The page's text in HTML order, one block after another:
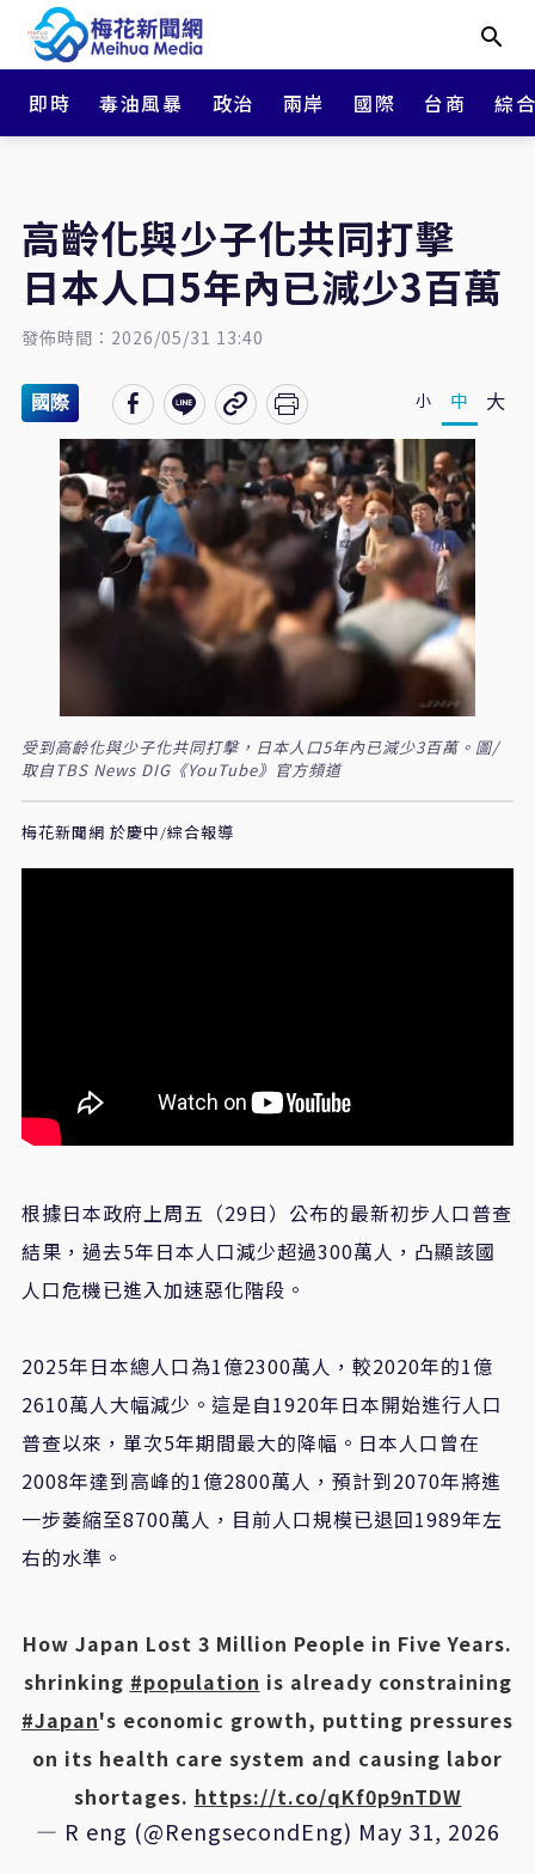
即時 毒油風暴 政治 兩岸 國際 台商 綜
高齡化與少子化共同打擊
日本人口5年內已減少3百萬
發佈時間：2026/05/31 13:40
國際 小 中 大
受到高齡化與少子化共同打擊，日本人口5年內已減少3百萬。圖/
取自TBS News DIG《YouTube》官方頻道
梅花新聞網 於慶中/綜合報導
根據日本政府上周五（29日）公布的最新初步人口普查
結果，過去5年日本人口減少超過300萬人，凸顯該國
人口危機已進入加速惡化階段。
2025年日本總人口為1億2300萬人，較2020年的1億
2610萬人大幅減少。這是自1920年日本開始進行人口
普查以來，單次5年期間最大的降幅。日本人口曾在
2008年達到高峰的1億2800萬人，預計到2070年將進
一步萎縮至8700萬人，目前人口規模已退回1989年左
右的水準。
How Japan Lost 3 Million People in Five Years.
shrinking #population is already constraining
#Japan's economic growth, putting pressures
on its health care system and causing labor
shortages. https://t.co/qKf0p9nTDW
— R eng (@RengsecondEng) May 31, 2026